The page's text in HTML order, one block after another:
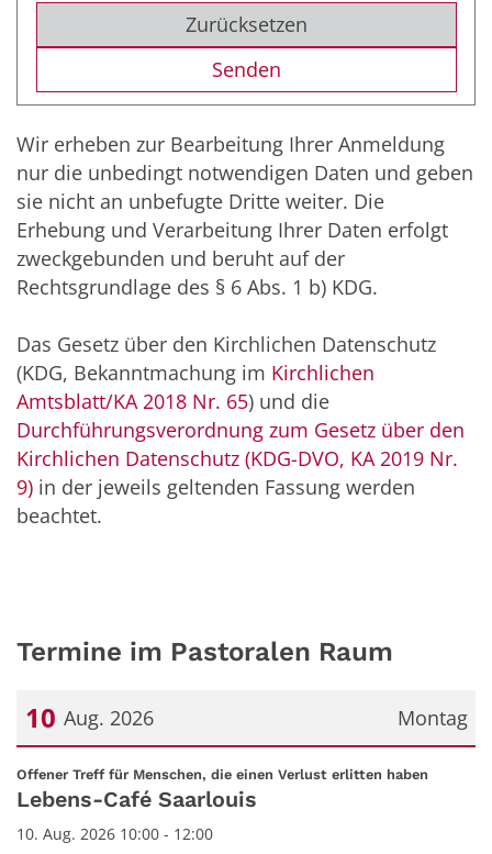
Zurücksetzen
Wir erheben zur Bearbeitung Ihrer Anmeldung
nur die unbedingt notwendigen Daten und geben
sie nicht an unbefugte Dritte weiter. Die
Erhebung und Verarbeitung Ihrer Daten erfolgt
zweckgebunden und beruht auf der
Rechtsgrundlage des § 6 Abs. 1 b) KDG.
Das Gesetz über den Kirchlichen Datenschutz
(KDG, Bekanntmachung im Kirchlichen
Amtsblatt/KA 2018 Nr. 65) und die
Durchführungsverordnung zum Gesetz über den
Kirchlichen Datenschutz (KDG-DVO, KA 2019 Nr.
9) in der jeweils geltenden Fassung werden
beachtet.
Termine im Pastoralen Raum
Montag
10 Aug. 2026
Datum: 10. August 2026
Offener Treff für Menschen, die einen Verlust erlitten haben
Lebens-Café Saarlouis
10. Aug. 2026 10:00 - 12:00